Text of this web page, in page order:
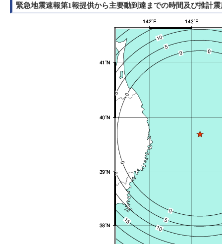
緊急地震速報第1報提供から主要動到達までの時間及び推計